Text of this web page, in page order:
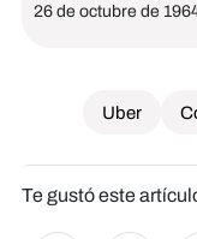
26 de octubre de
Uber
Te gustó este